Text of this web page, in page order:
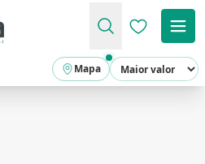
Favoritos
Mapa